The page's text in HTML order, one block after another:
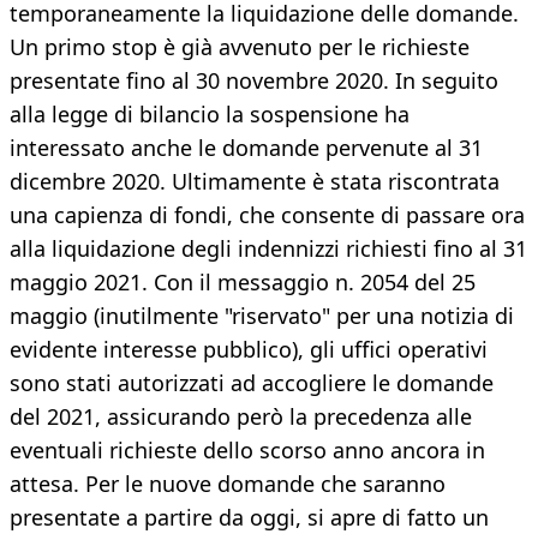
temporaneamente la liquidazione delle domande.
Un primo stop è già avvenuto per le richieste
presentate fino al 30 novembre 2020. In seguito
alla legge di bilancio la sospensione ha
interessato anche le domande pervenute al 31
dicembre 2020. Ultimamente è stata riscontrata
una capienza di fondi, che consente di passare ora
alla liquidazione degli indennizzi richiesti fino al 31
maggio 2021. Con il messaggio n. 2054 del 25
maggio (inutilmente "riservato" per una notizia di
evidente interesse pubblico), gli uffici operativi
sono stati autorizzati ad accogliere le domande
del 2021, assicurando però la precedenza alle
eventuali richieste dello scorso anno ancora in
attesa. Per le nuove domande che saranno
presentate a partire da oggi, si apre di fatto un